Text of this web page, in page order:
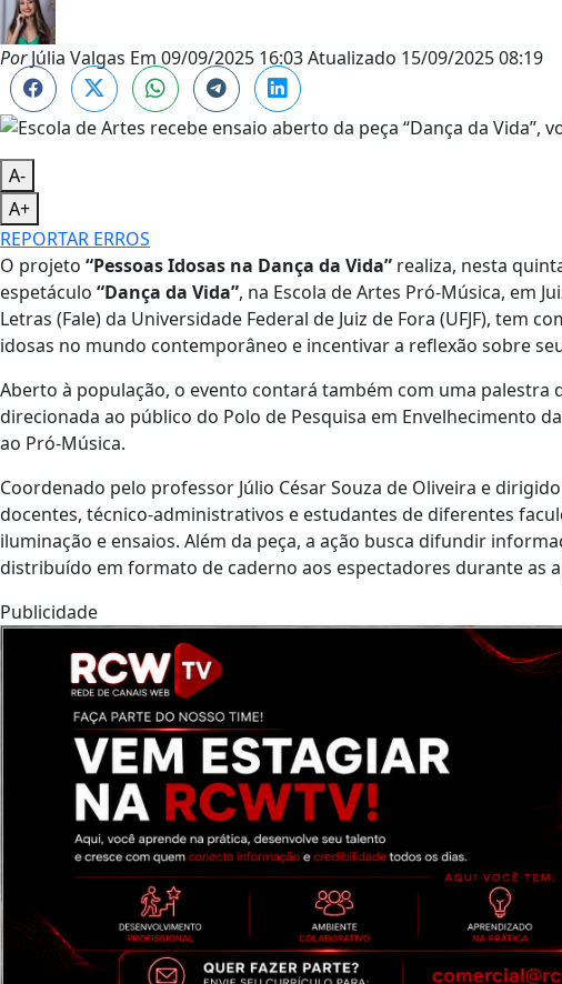
PorJúlia Valgas Em 09/09/2025 16:03Atualizado 15/09/2025 08:19
A-
A+
REPORTAR ERROS
O projeto “Pessoas Idosas na Dança da Vida” realiza, nesta
espetáculo “Dança da Vida”, na Escola de Artes Pró-Música, em
Letras (Fale) da Universidade Federal de Juiz de Fora (UFJF), tem
idosas no mundo contemporâneo e incentivar a reflexão sobre
Aberto à população, o evento contará também com uma palestra
direcionada ao público do Polo de Pesquisa em Envelhecimento
ao Pró-Música.
Coordenado pelo professor Júlio César Souza de Oliveira e
docentes, técnico-administrativos e estudantes de diferentes
iluminação e ensaios. Além da peça, a ação busca difundir
distribuído em formato de caderno aos espectadores durante as
Publicidade